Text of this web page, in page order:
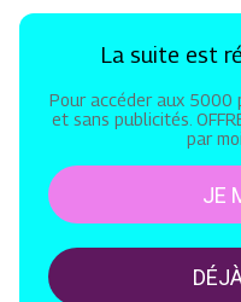
La suite est
Pour accéder aux 5000
et sans publicités.
par
JE